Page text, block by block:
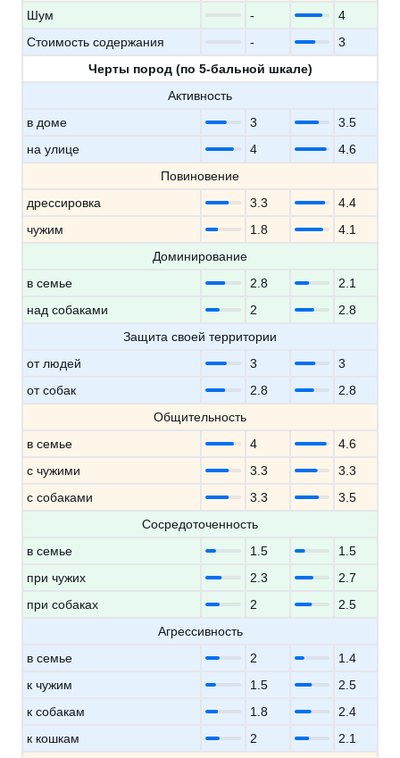
Шум
-
4
Стоимость содержания
-
3
Черты пород (по 5-бальной шкале)
Активность
в доме
3
3.5
на улице
4
4.6
Повиновение
дрессировка
3.3
4.4
чужим
1.8
4.1
Доминирование
в семье
2.8
2.1
над собаками
2
2.8
Защита своей территории
от людей
3
3
от собак
2.8
2.8
Общительность
в семье
4
4.6
с чужими
3.3
3.3
с собаками
3.3
3.5
Сосредоточенность
в семье
1.5
1.5
при чужих
2.3
2.7
при собаках
2
2.5
Агрессивность
в семье
2
1.4
к чужим
1.5
2.5
к собакам
1.8
2.4
к кошкам
2 2.1